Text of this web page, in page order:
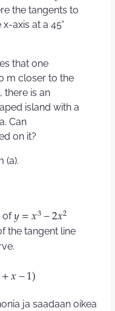
the tangents to
axis at a 45°
that one
m closer to the
there is an
island with a
Can
on it?
(a).
of𝑦= 𝑥3 −2𝑥2
the tangent line
+𝑥−1)
ja saadaan oikea